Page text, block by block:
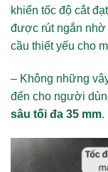
khiển tốc độ cắt
được rút ngắn nhờ
cầu thiết yếu cho
– Không những
đến cho người
sâu tối đa 35 mm.